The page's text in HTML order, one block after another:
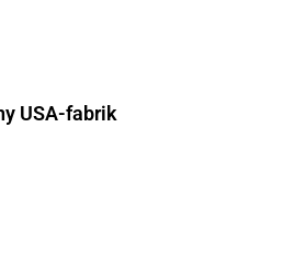
USA-fabrik